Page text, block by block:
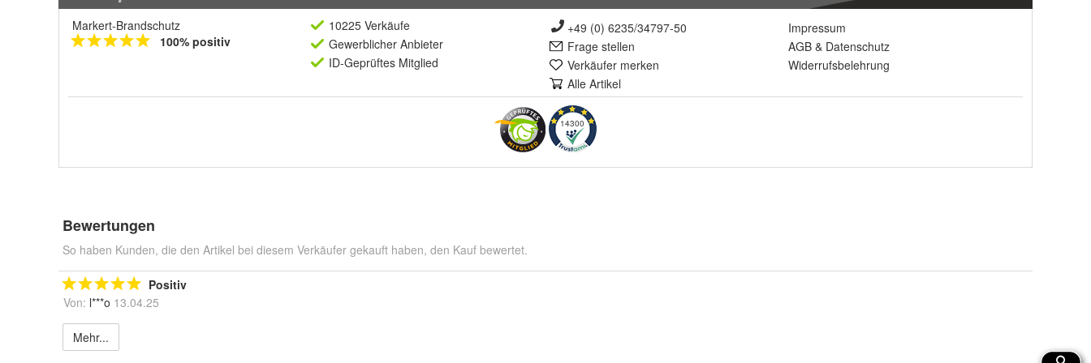
Markert-Brandschutz
100% positiv
10225 Verkäufe
Gewerblicher Anbieter
ID-Geprüftes Mitglied
+49 (0) 6235/34797-50
Frage stellen
Verkäufer merken
Alle Artikel
Impressum
AGB & Datenschutz
Widerrufsbelehrung
14300
Bewertungen
So haben Kunden, die den Artikel bei diesem Verkäufer gekauft haben, den Kauf bewertet.
Positiv
Von: l***o 13.04.25
Mehr...